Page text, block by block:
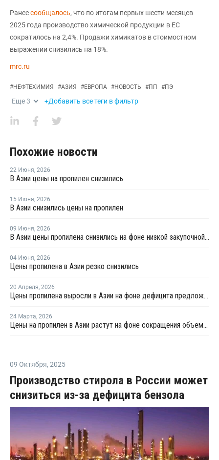
Ранеесообщалось, что по итогам первых шести месяцев
2025 года производство химической продукции в ЕС
сократилось на 2,4%. Продажи химикатов в стоимостном
выражении снизились на 18%.
mrc.ru
#НЕФТЕХИМИЯ #АЗИЯ #ЕВРОПА #НОВОСТЬ #ПП #ПЭ
Еще3 +Добавить все теги в фильтр
Похожие новости
22 Июня, 2026
В Азии цены на пропилен снизились
15 Июня, 2026
В Азии снизились цены на пропилен
09 Июня, 2026
В Азии цены пропилена снизились на фоне низкой закупочной активности
04 Июня, 2026
Цены пропилена в Азии резко снизились
20 Апреля, 2026
Цены пропилена выросли в Азии на фоне дефицита предложения
24 Марта, 2026
Цены на пропилен в Азии растут на фоне сокращения объемов производства и роста транспортных расходов
09 Октября, 2025
Производство стирола в России может
снизиться из-за дефицита бензола